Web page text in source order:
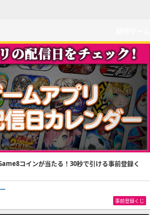
コインが当たる！30秒で引ける事前登録く
事前登録くじ